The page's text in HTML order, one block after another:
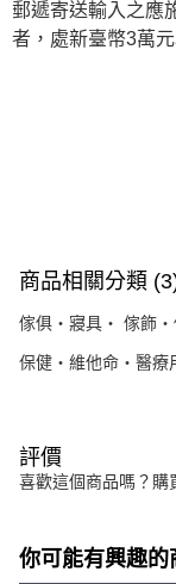
郵遞寄送輸入之應
者，處新臺幣3萬
商品相關分類
傢俱・寢具・ 傢飾
保健・維他命・醫療
評價
喜歡這個商品嗎？購
你可能有興趣的